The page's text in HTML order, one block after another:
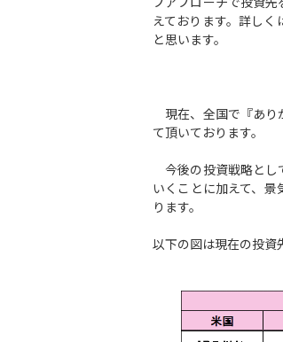
えております。詳し
と思います。
現在、全国で『あり
て頂いております。
今後の投資戦略とし
いくことに加えて、
ります。
以下の図は現在の投資